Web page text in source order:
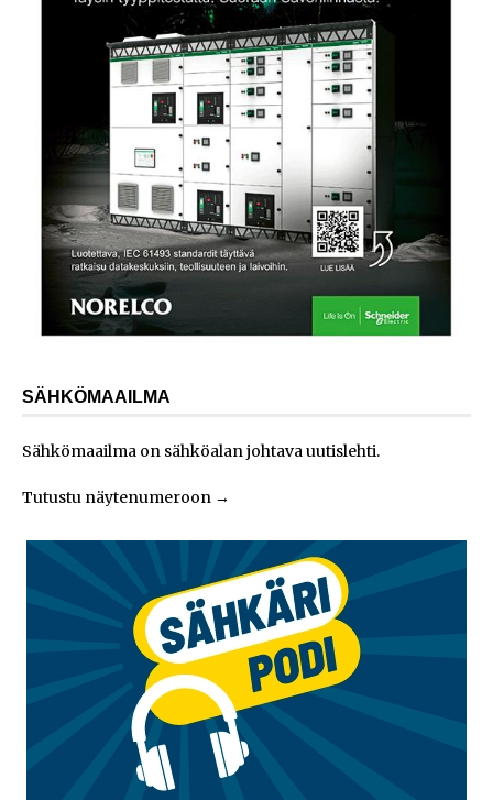
SÄHKÖMAAILMA
Sähkömaailma on sähköalan johtava uutislehti.
Tutustu näytenumeroon →